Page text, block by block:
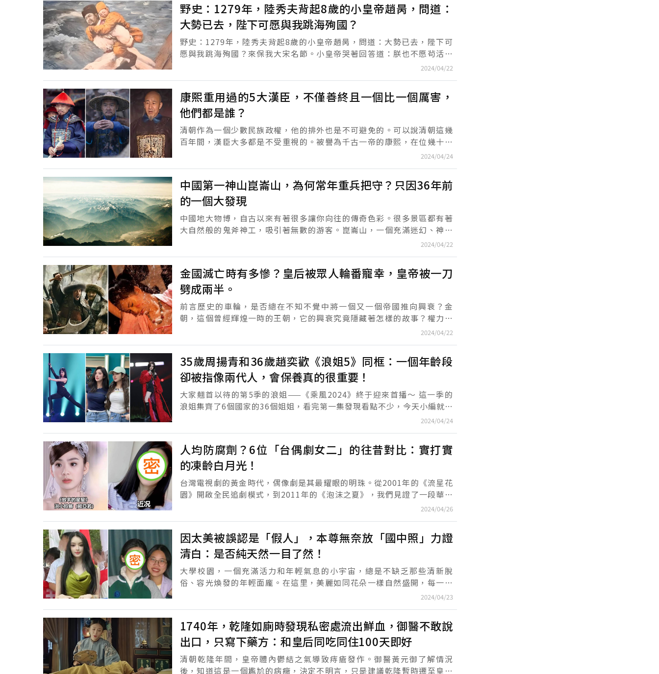
野史：1279年，陸秀夫背起8歲的小皇帝趙昺，問道：
大勢已去，陛下可愿與我跳海殉國？
野史：1279年，陸秀夫背起8歲的小皇帝趙昺，問道：大勢已去，陛下可
愿與我跳海殉國？來保我大宋名節。小皇帝哭著回答道：朕也不愿茍活在
這世上。向北看了最后一眼曾經的江山后，二人便縱身一躍投入了茫茫大
2024/04/22
康熙重用過的5大漢臣，不僅善終且一個比一個厲害，
他們都是誰？
清朝作為一個少數民族政權，他的排外也是不可避免的。可以說清朝這幾
百年間，漢臣大多都是不受重視的。被譽為千古一帝的康熙，在位幾十年
間也涌現出了不少的名臣，今天要說的就是被康熙重用的五位漢臣，他們
2024/04/24
中國第一神山崑崙山，為何常年重兵把守？只因36年前
的一個大發現
中國地大物博，自古以來有著很多讓你向往的傳奇色彩。很多景區都有著
大自然般的鬼斧神工，吸引著無數的游客。崑崙山，一個充滿迷幻、神秘
且讓人向往的地方，傳說那里藏著寶藏、圣書，可是從來都沒有人見到
2024/04/22
金國滅亡時有多慘？皇后被眾人輪番寵幸，皇帝被一刀
劈成兩半。
前言歷史的車輪，是否總在不知不覺中將一個又一個帝國推向興衰？金
朝，這個曾經輝煌一時的王朝，它的興衰究竟隱藏著怎樣的故事？權力的
角逐、命運的轉折，又是如何在這段歷史中交織糾纏？當一個帝國崩塌，
2024/04/22
35歲周揚青和36歲趙奕歡《浪姐5》同框：一個年齡段
卻被指像兩代人，會保養真的很重要！
大家翹首以待的第5季的浪姐——《乘風2024》終于迎來首播～ 這一季的
浪姐集齊了6個國家的36個姐姐，看完第一集發現看點不少，今天小編就帶
2024/04/24
人均防腐劑？6位「台偶劇女二」的往昔對比：實打實
的凍齡白月光！
台灣電視劇的黃金時代，偶像劇是其最耀眼的明珠。從2001年的《流星花
園》開啟全民追劇模式，到2011年的《泡沫之夏》，我們見證了一段華麗
的電視劇歷史。今天，讓我們一起來回顧那些初代台灣偶像劇中，非常
2024/04/26
因太美被誤認是「假人」，本尊無奈放「國中照」力證
清白：是否純天然一目了然！
大學校園，一個充滿活力和年輕氣息的小宇宙，總是不缺乏那些清新脫
俗、容光煥發的年輕面龐。在這里，美麗如同花朵一樣自然盛開，每一張
青春洋溢的臉龐都有其獨特的魅力。但即使在這樣多姿多彩的環境中，偶
2024/04/23
1740年，乾隆如廁時發現私密處流出鮮血，御醫不敢說
出口，只寫下藥方：和皇后同吃同住100天即好
清朝乾隆年間，皇帝體內鬱結之氣導致痔瘡發作。御醫黃元御了解情況
後，知道這是一個尷尬的病癥，決定不明言，只是建議乾隆暫時遷至皇后